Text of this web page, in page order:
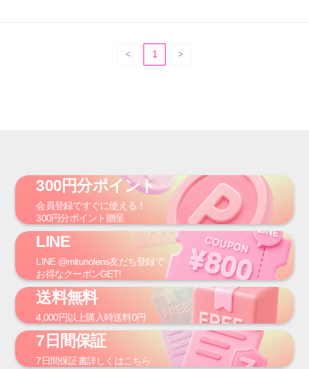
1
300円分ポイント
会員登録ですぐに使える！
300円分ポイント贈呈
LINE
LINE @mitunolens友だち登録で
お得なクーポンGET!
送料無料
4,000円 以上購入時送料0円
7日間保証
7日間保証書詳しくはこちら